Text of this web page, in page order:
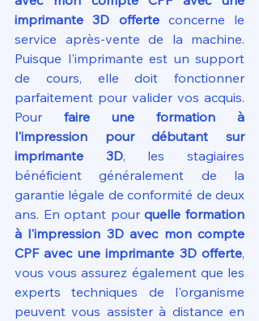
imprimante 3D offerte concerne le
service après-vente de la machine.
Puisque l'imprimante est un support
de cours, elle doit fonctionner
parfaitement pour valider vos acquis.
Pour faire une formation à
l'impression pour débutant sur
imprimante 3D, les stagiaires
bénéficient généralement de la
garantie légale de conformité de deux
ans. En optant pour quelle formation
à l'impression 3D avec mon compte
CPF avec une imprimante 3D offerte,
vous vous assurez également que les
experts techniques de l'organisme
peuvent vous assister à distance en